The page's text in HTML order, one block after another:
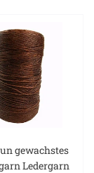
gewachstes
Ledergarn